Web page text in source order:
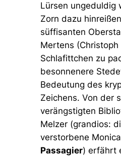
Lürsen ungeduldig
Zorn dazu
süffisanten
Mertens (Christoph
Schlafittchen zu
besonnenere
Bedeutung des
Zeichens. Von der
verängstigten
Melzer (grandios:
verstorbene
Passagier) erfährt